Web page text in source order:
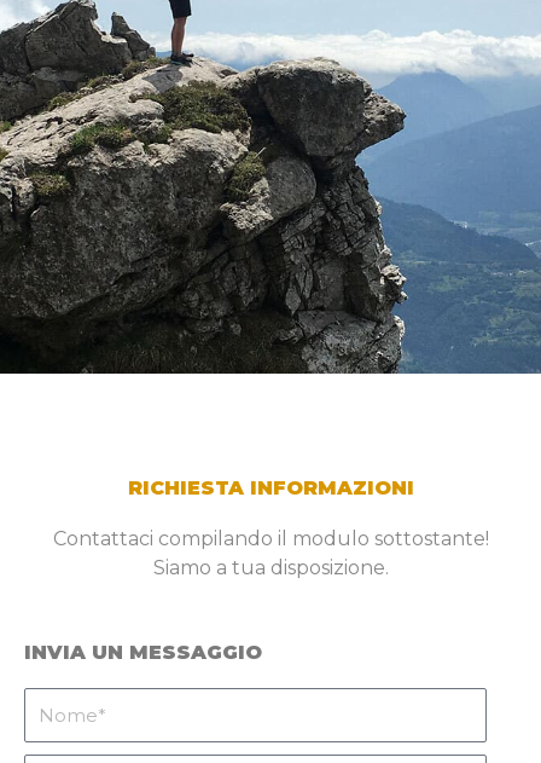
RICHIESTA INFORMAZIONI
Contattaci compilando il modulo sottostante!
Siamo a tua disposizione.
INVIA UN MESSAGGIO